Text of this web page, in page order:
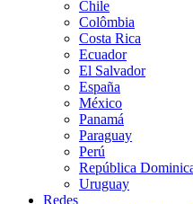
Chile
Colômbia
Costa Rica
Ecuador
El Salvador
España
México
Panamá
Paraguay
Perú
República
Uruguay
Redes